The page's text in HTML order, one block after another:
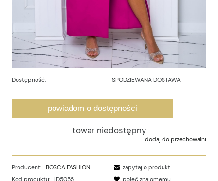
Dostępność: SPODZIEWANA DOSTAWA
powiadom o dostępności
towar niedostępny
dodaj do przechowalni
Producent: BOSCA FASHION
Kod produktu:
ID5055
zapytaj o produkt
poleć znajomemu